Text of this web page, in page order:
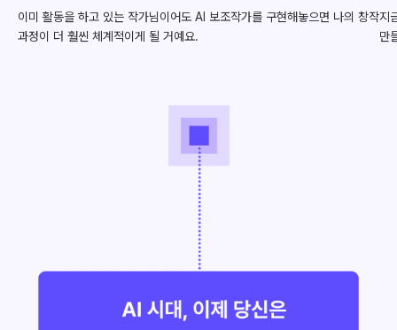
이미 활동을 하고 있는 작가님이어도 AI 보조작가를 구현해놓으면 나의 창작
과정이 더 훨씬 체계적이게 될 거예요.
지
만